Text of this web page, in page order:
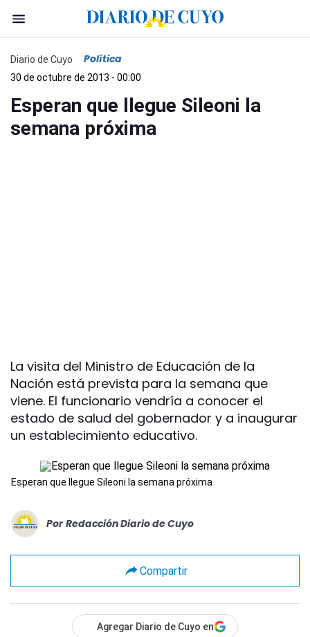
Diario de Cuyo Política
30 de octubre de 2013 - 00:00
Esperan que llegue Sileoni la
semana próxima
La visita del Ministro de Educación de la
Nación está prevista para la semana que
viene. El funcionario vendría a conocer el
estado de salud del gobernador y a inaugurar
un establecimiento educativo.
Esperan que llegue Sileoni la semana próxima
Por Redacción Diario de Cuyo
Compartir
Agregar Diario de Cuyo en